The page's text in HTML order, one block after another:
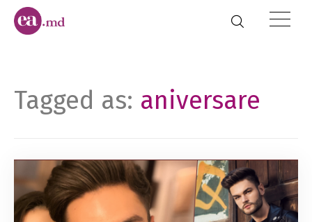
Tagged as: aniversare